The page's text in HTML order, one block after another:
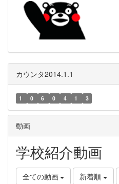
カウンタ2014.1.1
1 0 6 0 4 1 3
動画
学校紹介動画
全ての動画 新着順